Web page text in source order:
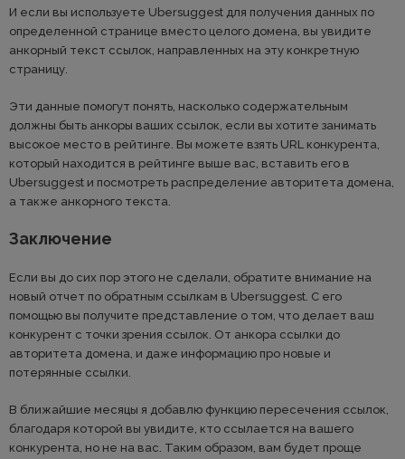
И если вы используете Ubersuggest для получения данных по
определенной странице вместо целого домена, вы увидите
анкорный текст ссылок, направленных на эту конкретную
страницу.
Эти данные помогут понять, насколько содержательным
должны быть анкоры ваших ссылок, если вы хотите занимать
высокое место в рейтинге. Вы можете взять URL конкурента,
который находится в рейтинге выше вас, вставить его в
Ubersuggest и посмотреть распределение авторитета домена,
а также анкорного текста.
Заключение
Если вы до сих пор этого не сделали, обратите внимание на
новый отчет по обратным ссылкам в Ubersuggest. С его
помощью вы получите представление о том, что делает ваш
конкурент с точки зрения ссылок. От анкора ссылки до
авторитета домена, и даже информацию про новые и
потерянные ссылки.
В ближайшие месяцы я добавлю функцию пересечения ссылок,
благодаря которой вы увидите, кто ссылается на вашего
конкурента, но не на вас. Таким образом, вам будет проще